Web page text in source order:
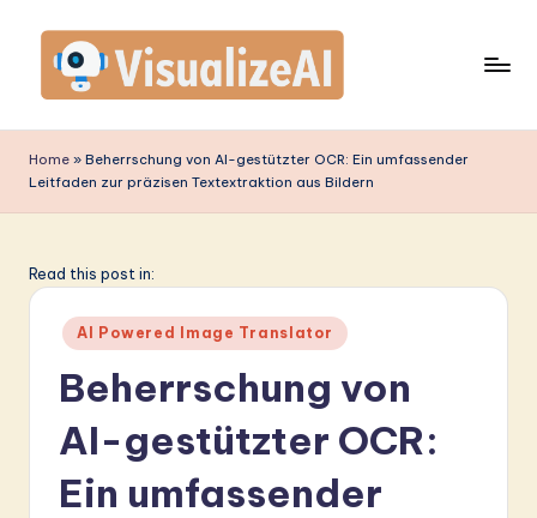
content
is
u
li
A
G
Home » Beherrschung von AI-gestützter OCR: Ein umfassender
Leitfaden zur präzisen Textextraktion aus Bildern
Read this post in:
Posted
in
AI Powered Image Translator
Beherrschung von
AI-gestützter OCR:
Ein umfassender